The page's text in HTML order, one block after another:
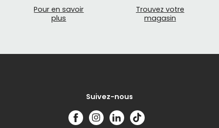
Pour en savoir
plus
Trouvez votre
magasin
Suivez-nous